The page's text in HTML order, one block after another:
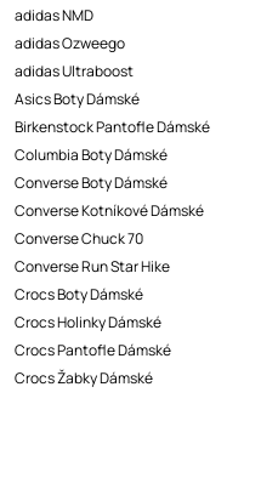
adidas NMD
adidas Ozweego
adidas Ultraboost
Asics Boty Dámské
Birkenstock Pantofle Dámské
Columbia Boty Dámské
Converse Boty Dámské
Converse Kotníkové Dámské
Converse Chuck 70
Converse Run Star Hike
Crocs Boty Dámské
Crocs Holinky Dámské
Crocs Pantofle Dámské
Crocs Žabky Dámské